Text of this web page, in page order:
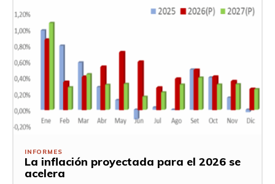
INFORMES
La inflación proyectada para el 2026 se
acelera